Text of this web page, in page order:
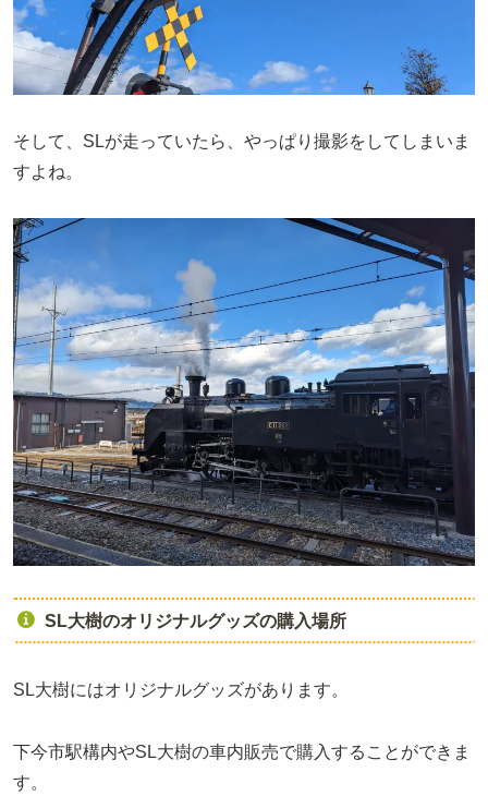
そして、SLが走っていたら、やっぱり撮影をしてしまいま
すよね。
SL大樹のオリジナルグッズの購入場所
SL大樹にはオリジナルグッズがあります。
下今市駅構内やSL大樹の車内販売で購入することができま
す。